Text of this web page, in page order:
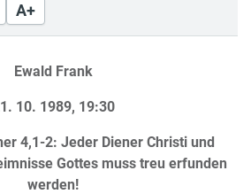
A+
Ewald Frank
10. 1989, 19:30
4,1-2: Jeder Diener Christi und
Gottes muss treu erfunden
werden!